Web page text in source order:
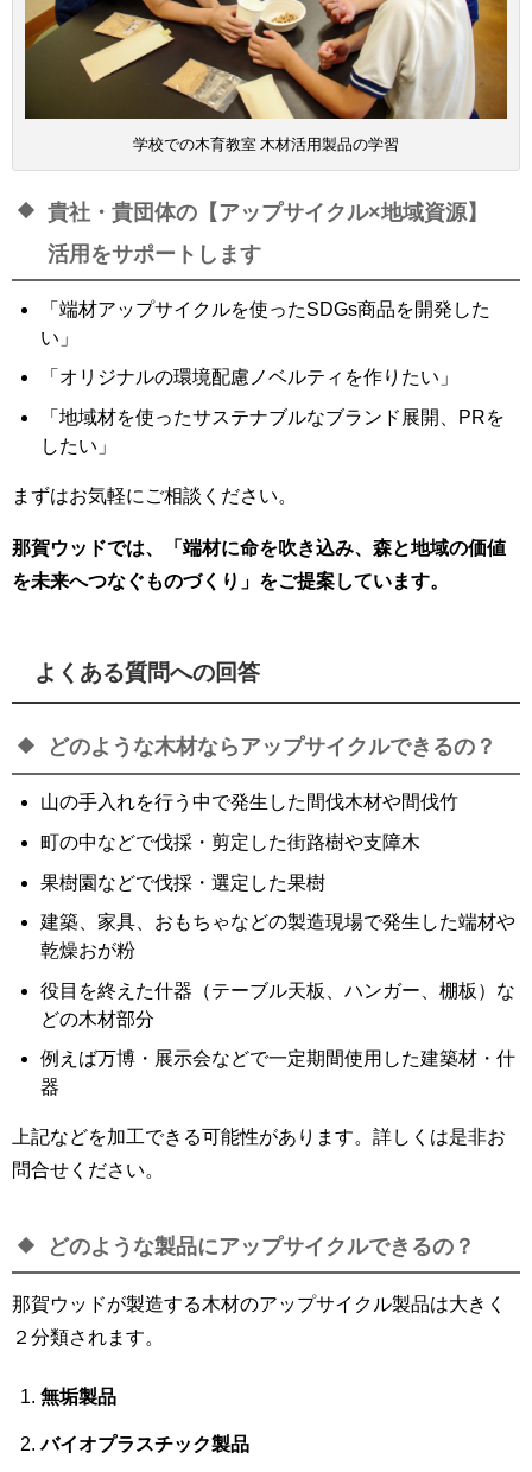
学校での木育教室 木材活用製品の学習
貴社・貴団体の【アップサイクル×地域資源】
活用をサポートします
「端材アップサイクルを使ったSDGs商品を開発した
い」
「オリジナルの環境配慮ノベルティを作りたい」
「地域材を使ったサステナブルなブランド展開、PRを
したい」
まずはお気軽にご相談ください。
那賀ウッドでは、「端材に命を吹き込み、森と地域の価値
を未来へつなぐものづくり」をご提案しています。
よくある質問への回答
どのような木材ならアップサイクルできるの？
山の手入れを行う中で発生した間伐木材や間伐竹
町の中などで伐採・剪定した街路樹や支障木
果樹園などで伐採・選定した果樹
建築、家具、おもちゃなどの製造現場で発生した端材や
乾燥おが粉
役目を終えた什器（テーブル天板、ハンガー、棚板）な
どの木材部分
例えば万博・展示会などで一定期間使用した建築材・什
器
上記などを加工できる可能性があります。詳しくは是非お
問合せください。
どのような製品にアップサイクルできるの？
那賀ウッドが製造する木材のアップサイクル製品は大きく
２分類されます。
無垢製品
バイオプラスチック製品